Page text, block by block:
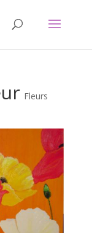
Fleurs